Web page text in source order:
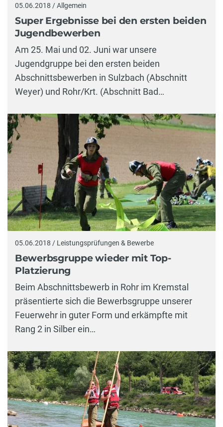
05.06.2018 / Allgemein
Super Ergebnisse bei den ersten beiden
Jugendbewerben
Am 25. Mai und 02. Juni war unsere
Jugendgruppe bei den ersten beiden
Abschnittsbewerben in Sulzbach (Abschnitt
Weyer) und Rohr/Krt. (Abschnitt Bad…
05.06.2018 / Leistungsprüfungen & Bewerbe
Bewerbsgruppe wieder mit Top-
Platzierung
Beim Abschnittsbewerb in Rohr im Kremstal
präsentierte sich die Bewerbsgruppe unserer
Feuerwehr in guter Form und erkämpfte mit
Rang 2 in Silber ein…